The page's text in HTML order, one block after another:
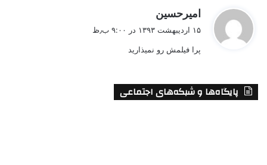
امیرحسین
:
۱۵ اردیبهشت ۱۳۹۳ در ۹:۰۰ ب٫ظ
پرا فیلمش رو نمیذارید
پایگاه‌ها و شبکه‌های اجتماعی